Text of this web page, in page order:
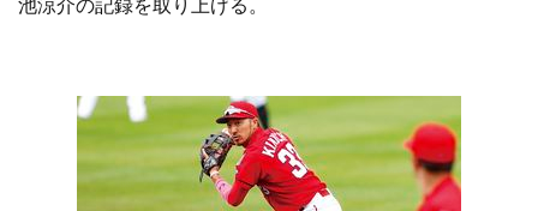
池涼介の記録を取り上げる。